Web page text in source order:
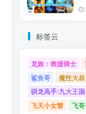
标签云
龙族：救援骑士
鲨鱼哥
魔性大叔
驯龙高手:九大王国
飞天小女警
飞